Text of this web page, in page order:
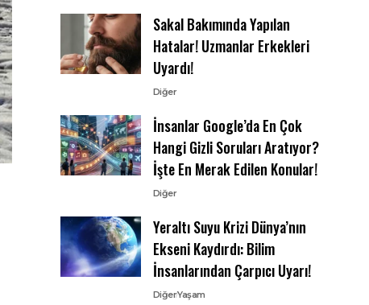
Sakal Bakımında Yapılan
Hatalar! Uzmanlar Erkekleri
Uyardı!
Diğer
İnsanlar Google’da En Çok
Hangi Gizli Soruları Aratıyor?
İşte En Merak Edilen Konular!
Diğer
Yeraltı Suyu Krizi Dünya’nın
Ekseni Kaydırdı: Bilim
İnsanlarından Çarpıcı Uyarı!
DiğerYaşam